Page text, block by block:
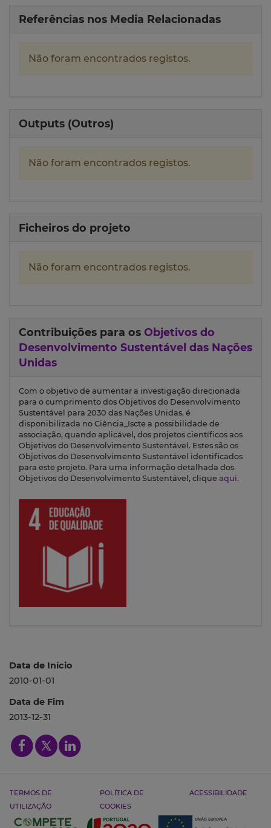
Referências nos Media Relacionadas
Não foram encontrados registos.
Outputs (Outros)
Não foram encontrados registos.
Ficheiros do projeto
Não foram encontrados registos.
Contribuições para os Objetivos do
Desenvolvimento Sustentável das Nações
Unidas
Com o objetivo de aumentar a investigação direcionada
para o cumprimento dos Objetivos do Desenvolvimento
Sustentável para 2030 das Nações Unidas, é
disponibilizada no Ciência_Iscte a possibilidade de
associação, quando aplicável, dos projetos científicos aos
Objetivos do Desenvolvimento Sustentável. Estes são os
Objetivos do Desenvolvimento Sustentável identificados
para este projeto. Para uma informação detalhada dos
Objetivos do Desenvolvimento Sustentável, clique aqui.
Data de Início
2010-01-01
Data de Fim
2013-12-31
TERMOS DE
UTILIZAÇÃO
POLÍTICA DE
COOKIES
ACESSIBILIDADE